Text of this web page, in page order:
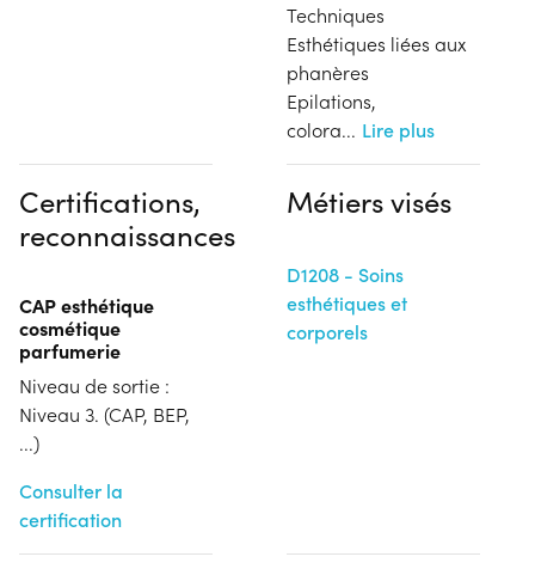
Techniques
Esthétiques liées aux
phanères
Epilations,
colora... Lire plus
Certifications,
reconnaissances
CAP esthétique
cosmétique
parfumerie
Niveau de sortie :
Niveau 3. (CAP, BEP,
...)
Consulter la
certification
Métiers visés
D1208 - Soins
esthétiques et
corporels